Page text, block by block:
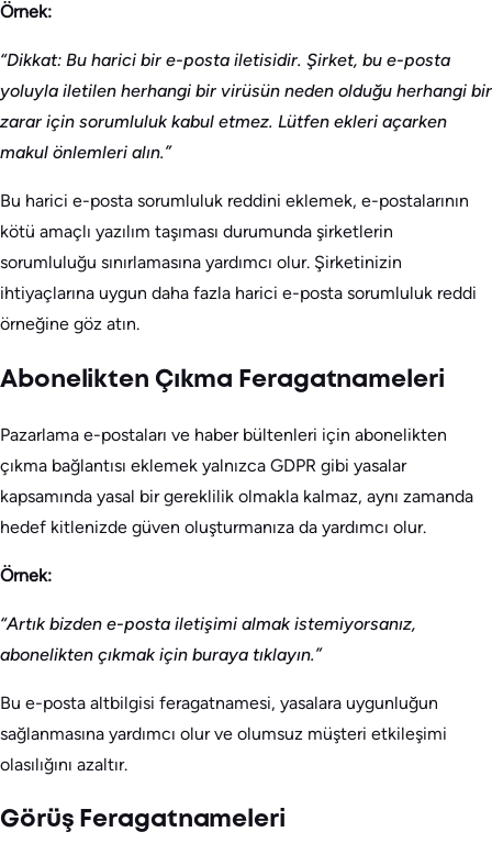
Örnek:
“Dikkat: Bu harici bir e-posta iletisidir. Şirket, bu e-posta
yoluyla iletilen herhangi bir virüsün neden olduğu herhangi bir
zarar için sorumluluk kabul etmez. Lütfen ekleri açarken
makul önlemleri alın.”
Bu harici e-posta sorumluluk reddini eklemek, e-postalarının
kötü amaçlı yazılım taşıması durumunda şirketlerin
sorumluluğu sınırlamasına yardımcı olur. Şirketinizin
ihtiyaçlarına uygun daha fazla harici e-posta sorumluluk reddi
örneğine göz atın.
Abonelikten Çıkma Feragatnameleri
Pazarlama e-postaları ve haber bültenleri için abonelikten
çıkma bağlantısı eklemek yalnızca GDPR gibi yasalar
kapsamında yasal bir gereklilik olmakla kalmaz, aynı zamanda
hedef kitlenizde güven oluşturmanıza da yardımcı olur.
Örnek:
“Artık bizden e-posta iletişimi almak istemiyorsanız,
abonelikten çıkmak için buraya tıklayın.”
Bu e-posta altbilgisi feragatnamesi, yasalara uygunluğun
sağlanmasına yardımcı olur ve olumsuz müşteri etkileşimi
olasılığını azaltır.
Görüş Feragatnameleri